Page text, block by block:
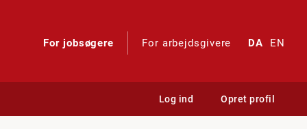
For jobsøgere For arbejdsgivere DA EN
Log ind Opret profil